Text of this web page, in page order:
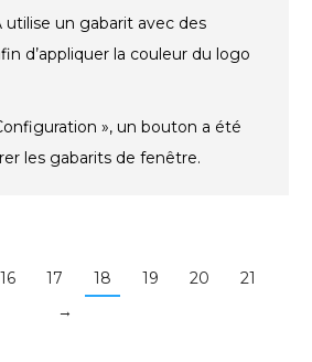
utilise un gabarit avec des
d’appliquer la couleur du logo
», un bouton a été
les gabarits de fenêtre.
16 17 18 19 20
21
→